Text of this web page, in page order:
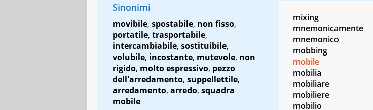
Sinonimi
movibile, spostabile, non fisso,
portatile, trasportabile,
intercambiabile, sostituibile,
volubile, incostante, mutevole, non
rigido, molto espressivo, pezzo
dell'arredamento, suppellettile,
arredamento, arredo, squadra
mobile
mixing
mnemonicamente
mnemonico
mobbing
mobile
mobilia
mobiliare
mobiliere
mobilio